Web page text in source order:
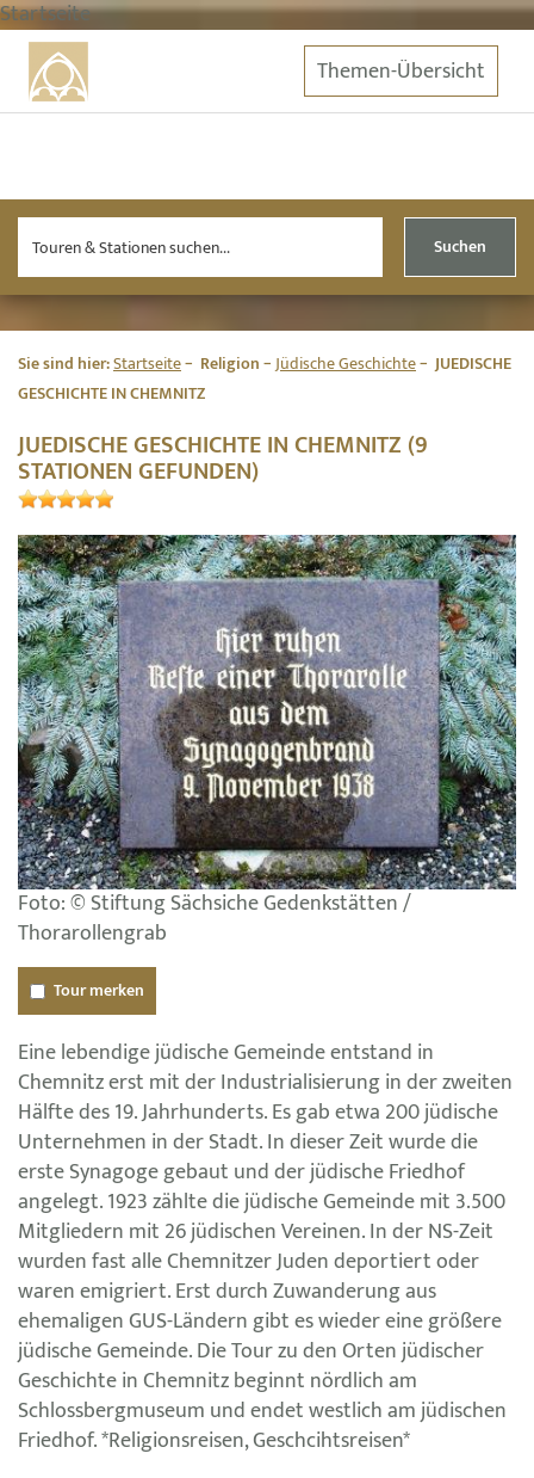
Startseite
Themen-Übersicht
Suchen
Sie sind hier:Startseite Religion Jüdische Geschichte
JUEDISCHE
GESCHICHTE IN CHEMNITZ
JUEDISCHE GESCHICHTE IN CHEMNITZ (9
STATIONEN GEFUNDEN)
Foto: © Stiftung Sächsiche Gedenkstätten /
Thorarollengrab
Tour merken
Eine lebendige jüdische Gemeinde entstand in
Chemnitz erst mit der Industrialisierung in der zweiten
Hälfte des 19. Jahrhunderts. Es gab etwa 200 jüdische
Unternehmen in der Stadt. In dieser Zeit wurde die
erste Synagoge gebaut und der jüdische Friedhof
angelegt. 1923 zählte die jüdische Gemeinde mit 3.500
Mitgliedern mit 26 jüdischen Vereinen. In der NS-Zeit
wurden fast alle Chemnitzer Juden deportiert oder
waren emigriert. Erst durch Zuwanderung aus
ehemaligen GUS-Ländern gibt es wieder eine größere
jüdische Gemeinde. Die Tour zu den Orten jüdischer
Geschichte in Chemnitz beginnt nördlich am
Schlossbergmuseum und endet westlich am jüdischen
Friedhof. *Religionsreisen, Geschcihtsreisen*